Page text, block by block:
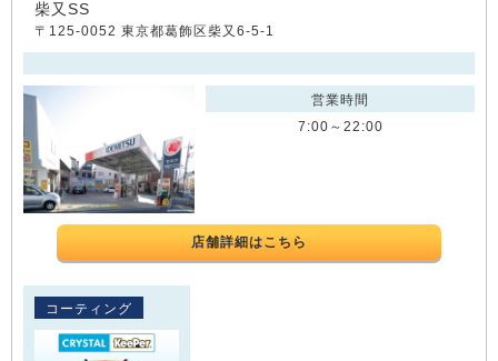
柴又SS
〒125-0052 東京都葛飾区柴又6-5-1
営業時間
7:00～22:00
店舗詳細はこちら
コーティング